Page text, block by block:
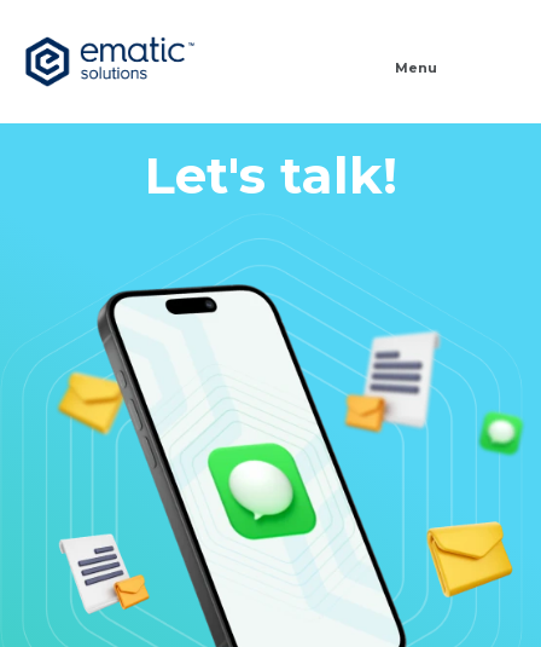
Menu
Let's talk!